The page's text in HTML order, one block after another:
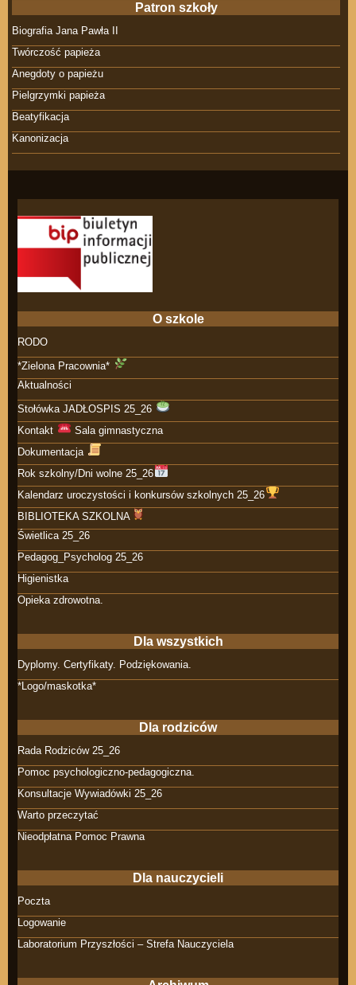
Patron szkoły
Biografia Jana Pawła II
Twórczość papieża
Anegdoty o papieżu
Pielgrzymki papieża
Beatyfikacja
Kanonizacja
O szkole
RODO
*Zielona Pracownia*
Aktualności
Stołówka JADŁOSPIS 25_26
Kontakt
Sala gimnastyczna
Dokumentacja
Rok szkolny/Dni wolne 25_26
Kalendarz uroczystości i konkursów szkolnych 25_26
BIBLIOTEKA SZKOLNA
Świetlica 25_26
Pedagog_Psycholog 25_26
Higienistka
Opieka zdrowotna.
Dla wszystkich
Dyplomy. Certyfikaty. Podziękowania.
*Logo/maskotka*
Dla rodziców
Rada Rodziców 25_26
Pomoc psychologiczno-pedagogiczna.
Konsultacje Wywiadówki 25_26
Warto przeczytać
Nieodpłatna Pomoc Prawna
Dla nauczycieli
Poczta
Logowanie
Laboratorium Przyszłości – Strefa Nauczyciela